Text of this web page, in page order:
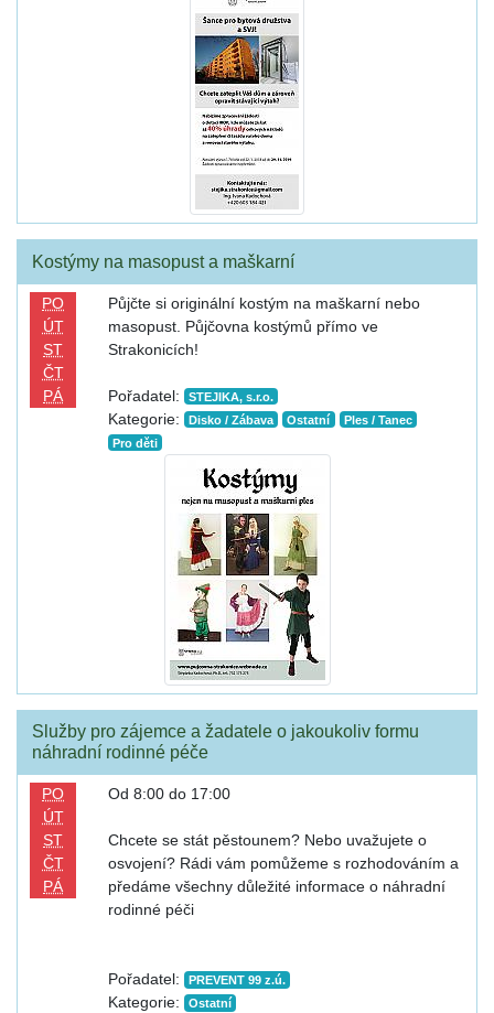
Kostýmy na masopust a maškarní
PO
ÚT
ST
ČT
PÁ
Půjčte si originální kostým na maškarní nebo
masopust. Půjčovna kostýmů přímo ve
Strakonicích!
Pořadatel: STEJIKA, s.r.o.
Kategorie: Disko / Zábava Ostatní
Ples / Tanec
Pro děti
Služby pro zájemce a žadatele o jakoukoliv formu
náhradní rodinné péče
PO
ÚT
ST
ČT
PÁ
Od 8:00 do 17:00
Chcete se stát pěstounem? Nebo uvažujete o
osvojení? Rádi vám pomůžeme s rozhodováním a
předáme všechny důležité informace o náhradní
rodinné péči
Pořadatel: PREVENT 99 z.ú.
Kategorie: Ostatní